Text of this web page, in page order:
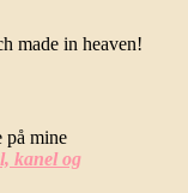
made in heaven!
på mine
kanel og